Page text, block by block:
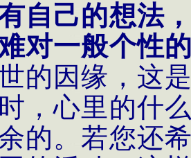
自己的想法
对一般个性
的因缘，这
，心里的什
的。若您还